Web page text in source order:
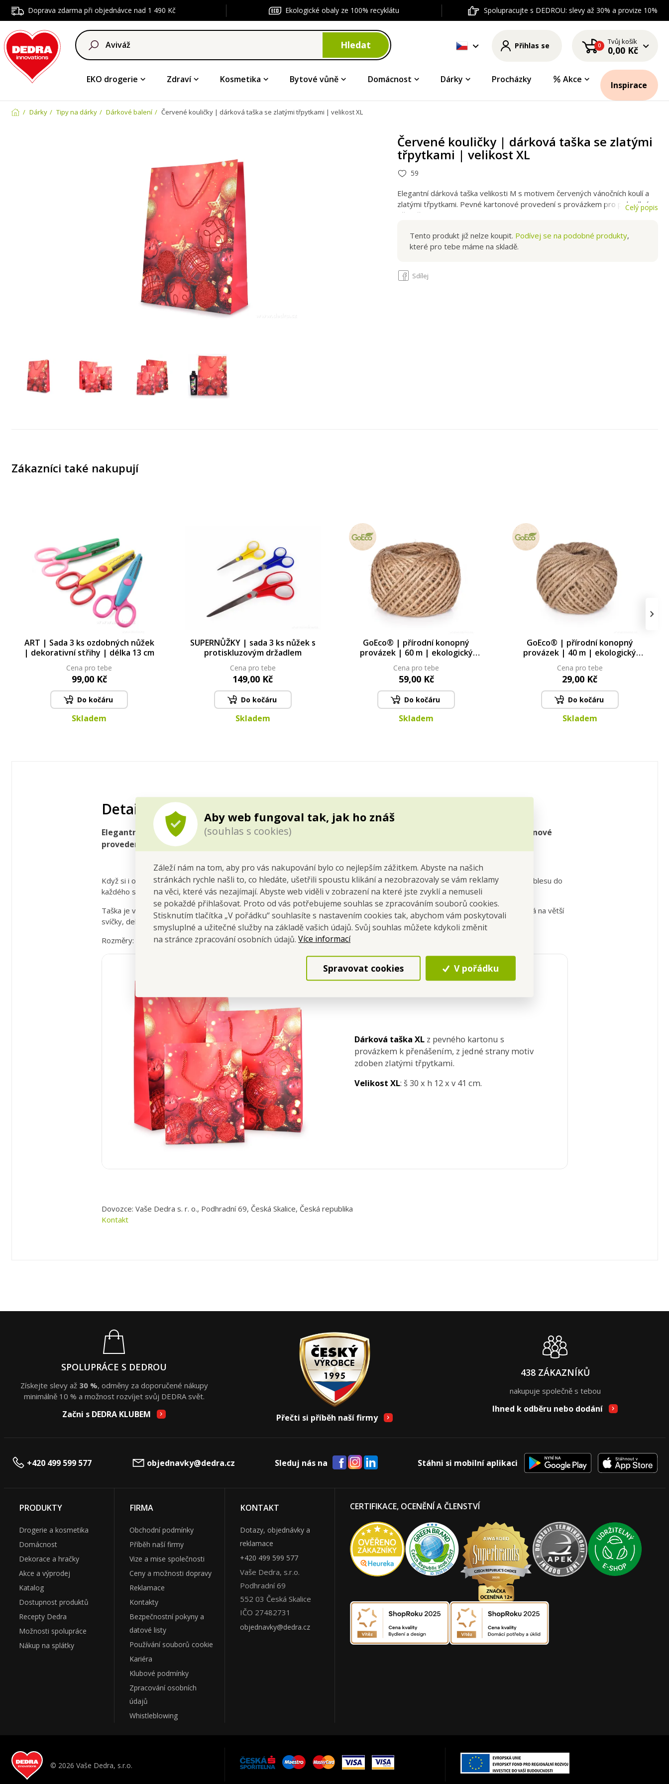
Doprava zdarma při objednávce nad 1 490 Kč Ekologické obaly ze 100% recyklátu Spolupracujte s DEDROU: slevy až 30% a provize 10%
Hledat Přihlas se 0 Tvůj košík
0,00 Kč
EKO drogerie Zdraví Kosmetika Bytové vůně Domácnost Dárky Procházky Akce
Inspirace
Aby web fungoval tak, jak ho znáš
(souhlas s cookies)
Záleží nám na tom, aby pro vás nakupování bylo co nejlepším zážitkem. Abyste na našich
stránkách rychle našli to, co hledáte, ušetřili spoustu klikání a nezobrazovaly se vám reklamy
na věci, které vás nezajímají. Abyste web viděli v zobrazení na které jste zvyklí a nemuseli
se pokaždé přihlašovat. Proto od vás potřebujeme souhlas se zpracováním souborů cookies.
Stisknutím tlačítka „V pořádku“ souhlasíte s nastavením cookies tak, abychom vám poskytovali
smysluplné a užitečné služby na základě vašich údajů. Svůj souhlas můžete kdykoli změnit
na stránce zpracování osobních údajů.Více informací
Spravovat cookies V pořádku
Dárky Tipy na dárky Dárkové balení Červené kouličky | dárková taška se zlatými třpytkami | velikost XL
Červené kouličky | dárková taška se zlatými
třpytkami | velikost XL
59
Elegantní dárková taška velikosti M s motivem červených vánočních koulí a
zlatými třpytkami. Pevné kartonové provedení s provázkem pro pohodlné
přenášení. Vhodná na velké dárky.
Celý popis
Tento produkt již nelze koupit. Podívej se na podobné produkty,
které pro tebe máme na skladě.
Sdílej
Zákazníci také nakupují
ART | Sada 3 ks ozdobných nůžek
| dekorativní střihy | délka 13 cm
Cena pro tebe
99,00 Kč
Do kočáru
Skladem
SUPERNŮŽKY | sada 3 ks nůžek s
protiskluzovým držadlem
Cena pro tebe
149,00 Kč
Do kočáru
Skladem
GoEco® | přírodní konopný
provázek | 60 m | ekologický
motouz na balení & dekorace
Cena pro tebe
59,00 Kč
Do kočáru
Skladem
GoEco® | přírodní konopný
provázek | 40 m | ekologický
motouz na balení & dekorace
Cena pro tebe
29,00 Kč
Do kočáru
Skladem
›
Detailní popis
Elegantní dárková taška velikosti M s motivem červených vánočních koulí a zlatými třpytkami. Pevné kartonové
provedení s provázkem pro pohodlné přenášení. Vhodná na velké dárky.
Když si i obal zaslouží obdiv… Tato XL dárková taška s bohatým motivem červených vánočních koulí a zlatým třpytem vnese noblesu do
každého slavnostního předání. Z jedné strany zdobena jemně třpytivým dekorem, který odráží světlo a navozuje dojem luxusu.
Taška je vyrobena z pevného kartonu a má odolné provázkové uši, díky kterým bez problémů unese i objemnější dárky. Vhodná na větší
svíčky, dekorace, kolekce kosmetiky, textilní sady nebo menší domácí doplňky.
Rozměry: š 30 × h 12 × v 41 cm
Dárková taška XL z pevného kartonu s
provázkem k přenášením, z jedné strany motiv
zdoben zlatými třpytkami.
Velikost XL: š 30 x h 12 x v 41 cm.
Dovozce: Vaše Dedra s. r. o., Podhradní 69, Česká Skalice, Česká republika
Kontakt
SPOLUPRÁCE S DEDROU
Získejte slevy až 30 %, odměny za doporučené nákupy
minimálně 10 % a možnost rozvíjet svůj DEDRA svět.
Začni s DEDRA KLUBEM Přečti si příběh naší firmy
438 ZÁKAZNÍKŮ
nakupuje společně s tebou
Ihned k odběru nebo dodání
+420 499 599 577 objednavky@dedra.cz Sleduj nás na Stáhni si mobilní aplikaci
PRODUKTY
Drogerie a kosmetika
Domácnost
Dekorace a hračky
Akce a výprodej
Katalog
Dostupnost produktů
Recepty Dedra
Možnosti spolupráce
Nákup na splátky
FIRMA
Obchodní podmínky
Příběh naší firmy
Vize a mise společnosti
Ceny a možnosti dopravy
Reklamace
Kontakty
Bezpečnostní pokyny a
datové listy
Používání souborů cookie
Kariéra
Klubové podmínky
Zpracování osobních
údajů
Whistleblowing
KONTAKT
Dotazy, objednávky a
reklamace
+420 499 599 577
Vaše Dedra, s.r.o.
Podhradní 69
552 03 Česká Skalice
IČO 27482731
objednavky@dedra.cz
CERTIFIKACE, OCENĚNÍ A ČLENSTVÍ
© 2026 Vaše Dedra, s.r.o.